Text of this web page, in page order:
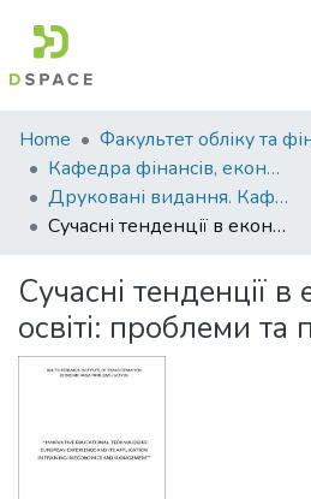
Communities
&
Collections
All of DSpace
Statistics
Home
Кафедра фінансів, економічних досліджень і туризму
Друковані видання. Кафедра фінансів, економічних досліджень і туризму
Сучасні тенденції в економічній освіті: проблеми та перспективи
Сучасні тенденції в
освіті: проблеми та